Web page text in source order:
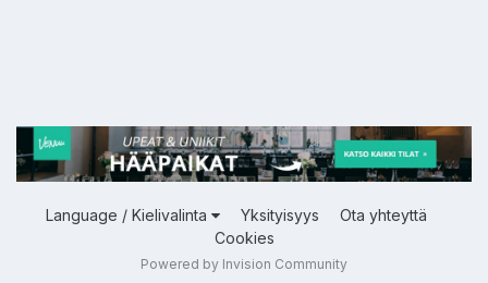
Language / Kielivalinta Yksityisyys
Ota yhteyttä
Cookies
Powered by Invision Community